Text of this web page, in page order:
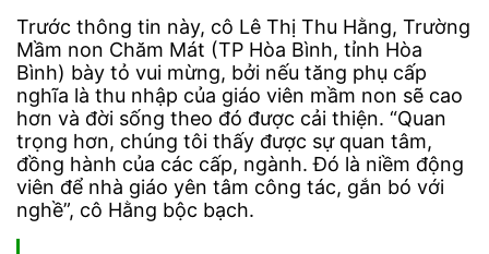
Trước thông tin này, cô Lê Thị Thu Hằng, Trường
Mầm non Chăm Mát (TP Hòa Bình, tỉnh Hòa
Bình) bày tỏ vui mừng, bởi nếu tăng phụ cấp
nghĩa là thu nhập của giáo viên mầm non sẽ cao
hơn và đời sống theo đó được cải thiện. “Quan
trọng hơn, chúng tôi thấy được sự quan tâm,
đồng hành của các cấp, ngành. Đó là niềm động
viên để nhà giáo yên tâm công tác, gắn bó với
nghề”, cô Hằng bộc bạch.